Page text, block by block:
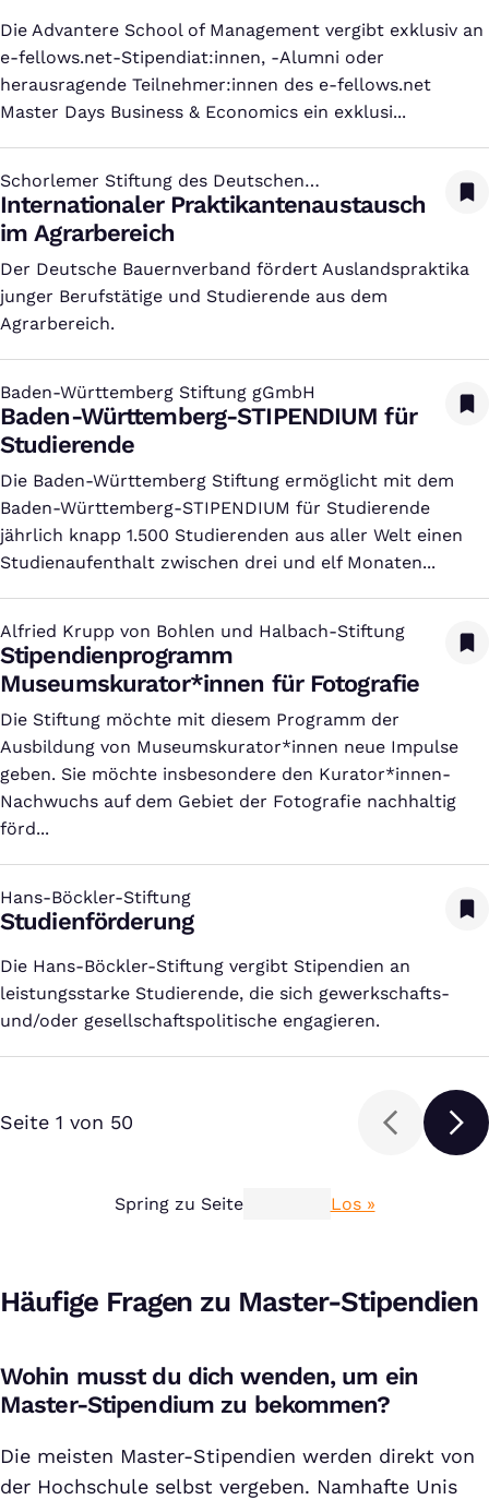
Die Advantere School of Management vergibt exklusiv an
e-fellows.net-Stipendiat:innen, -Alumni oder
herausragende Teilnehmer:innen des e-fellows.net
Master Days Business & Economics ein exklusi...
Schorlemer Stiftung des Deutschen
Bauernverbandes e. V.
:
Internationaler Praktikantenaustausch
im Agrarbereich
Der Deutsche Bauernverband fördert Auslandspraktika
junger Berufstätige und Studierende aus dem
Agrarbereich.
Baden-Württemberg Stiftung gGmbH
:
Baden-Württemberg-STIPENDIUM für
Studierende
Die Baden-Württemberg Stiftung ermöglicht mit dem
Baden-Württemberg-STIPENDIUM für Studierende
jährlich knapp 1.500 Studierenden aus aller Welt einen
Studienaufenthalt zwischen drei und elf Monaten...
Alfried Krupp von Bohlen und Halbach-Stiftung
:
Stipendienprogramm
Museumskurator*innen für Fotografie
Die Stiftung möchte mit diesem Programm der
Ausbildung von Museumskurator*innen neue Impulse
geben. Sie möchte insbesondere den Kurator*innen-
Nachwuchs auf dem Gebiet der Fotografie nachhaltig
förd...
Hans-Böckler-Stiftung
:
Studienförderung
Die Hans-Böckler-Stiftung vergibt Stipendien an
leistungsstarke Studierende, die sich gewerkschafts-
und/oder gesellschaftspolitische engagieren.
Seite 1 von 50
Spring zu Seite Los »
Häufige Fragen zu Master-Stipendien
Wohin musst du dich wenden, um ein
Master-Stipendium zu bekommen?
Die meisten Master-Stipendien werden direkt von
der Hochschule selbst vergeben. Namhafte Unis